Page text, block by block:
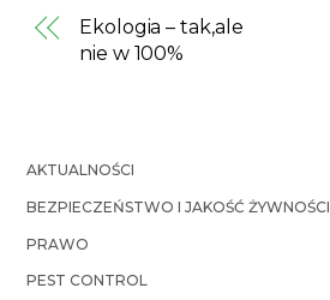
Ekologia – tak,ale
nie w 100%
AKTUALNOŚCI
BEZPIECZEŃSTWO I JAKOŚĆ ŻYWNOŚCI
PRAWO
PEST CONTROL